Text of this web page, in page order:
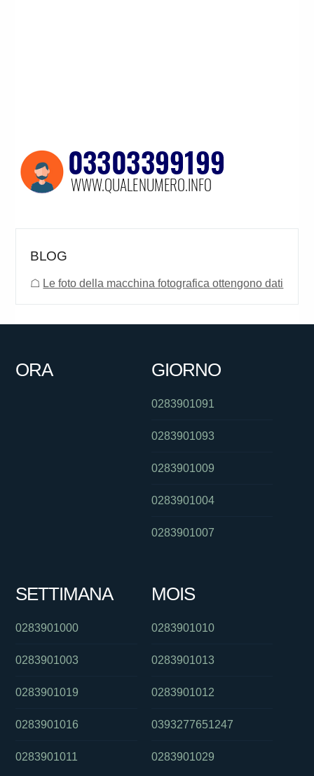
BLOG
☖ Le foto della macchina fotografica ottengono dati
ORA GIORNO
0283901091
0283901093
0283901009
0283901004
0283901007
SETTIMANA
0283901000
0283901003
0283901019
0283901016
0283901011
MOIS
0283901010
0283901013
0283901012
0393277651247
0283901029